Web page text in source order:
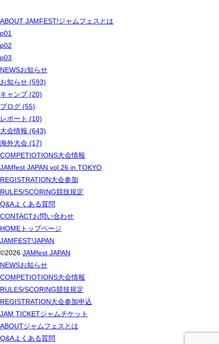
ABOUT JAMFEST!ジャムフェスとは
p01
p02
p03
NEWSお知らせ
お知らせ (593)
キャンプ (20)
ブログ (55)
レポート (10)
大会情報 (643)
海外大会 (17)
COMPETIOTIONS大会情報
JAMfest JAPAN vol.26 in TOKYO
REGISTRATION大会参加
RULES/SCORING競技規定
Q&Aよくある質問
CONTACTお問い合わせ
HOME トップページ
JAMFEST!JAPAN
©2026 JAMfest JAPAN
NEWSお知らせ
COMPETIOTIONS大会情報
RULES/SCORING競技規定
REGISTRATION大会参加申込
JAM TICKETジャムチケット
ABOUTジャムフェスとは
Q&Aよくある質問